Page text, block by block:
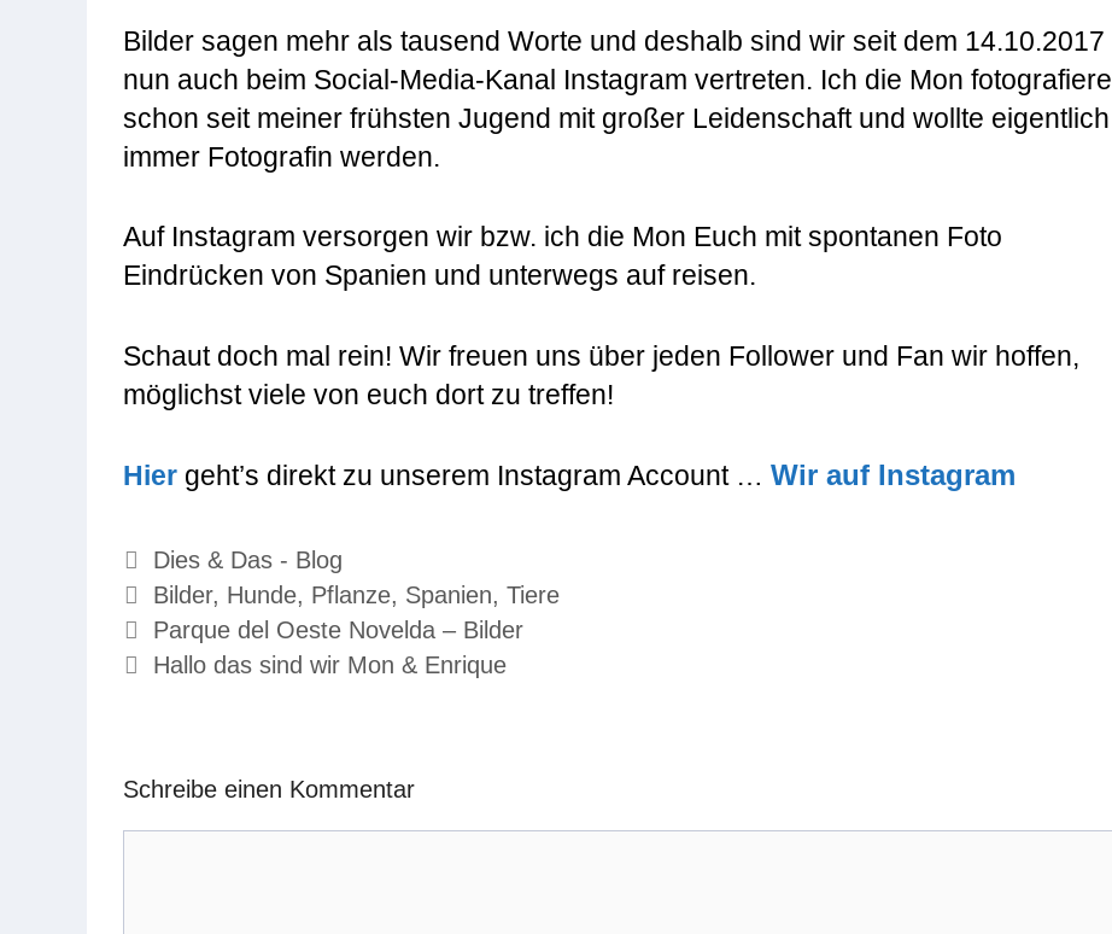
Bilder sagen mehr als tausend Worte und deshalb sind wir seit dem 14.10.2017
nun auch beim Social-Media-Kanal Instagram vertreten. Ich die Mon fotografiere
schon seit meiner frühsten Jugend mit großer Leidenschaft und wollte eigentlich
immer Fotografin werden.
Auf Instagram versorgen wir bzw. ich die Mon Euch mit spontanen Foto
Eindrücken von Spanien und unterwegs auf reisen.
Schaut doch mal rein! Wir freuen uns über jeden Follower und Fan wir hoffen,
möglichst viele von euch dort zu treffen!
Hier geht’s direkt zu unserem Instagram Account … Wir auf Instagram
Kategorien
Dies & Das - Blog
Schlagwörter
Bilder, Hunde, Pflanze, Spanien, Tiere
Parque del Oeste Novelda – Bilder
Hallo das sind wir Mon & Enrique
Schreibe einen Kommentar